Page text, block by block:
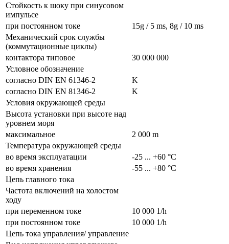
Стойкость к шоку при синусовом
импульсе
при постоянном токе
15g / 5 ms, 8g / 10 ms
Механический срок службы
(коммутационные циклы)
контактора типовое
30 000 000
Условное обозначение
согласно DIN EN 61346-2
K
согласно DIN EN 81346-2
K
Условия окружающей среды
Высота установки при высоте над
уровнем моря
максимальное
2 000 m
Температура окружающей среды
во время эксплуатации
-25 ... +60 °C
во время хранения
-55 ... +80 °C
Цепь главного тока
Частота включений на холостом
ходу
при переменном токе
10 000 1/h
при постоянном токе
10 000 1/h
Цепь тока управления/ управление